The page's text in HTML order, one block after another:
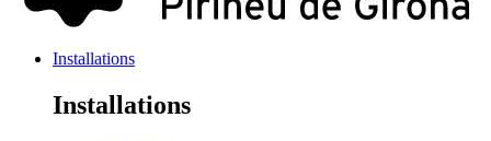
Installations
Installations